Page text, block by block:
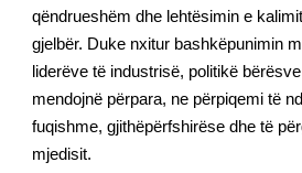
qëndrueshëm dhe lehtësimin e
gjelbër. Duke nxitur bashkëpunimin
liderëve të industrisë, politikë
mendojnë përpara, ne përpiqemi të
fuqishme, gjithëpërfshirëse dhe të
mjedisit.